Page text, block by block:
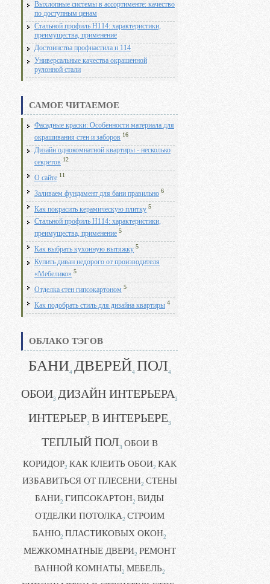
Выхлопные системы в ассортименте: качество
по доступным ценам
Стальной профиль Н114: характеристики,
преимущества, применение
Достоинства профнастила н 114
Универсальные качества окрашенной
рулонной стали
САМОЕ ЧИТАЕМОЕ
Фасадные краски: Особенности материала для
окрашивания стен и заборов 16
Дизайн однокомнатной квартиры - несколько
секретов 12
О сайте 11
Заливаем фундамент для бани правильно 6
Как покрасить керамическую плитку 5
Стальной профиль Н114: характеристики,
преимущества, применение 5
Как выбрать кухонную вытяжку 5
Купить диван недорого от производителя
«Мебелико» 5
Отделка стен гипсокартоном 5
Как подобрать стиль для дизайна квартиры 4
ОБЛАКО ТЭГОВ
БАНИ4 ДВЕРЕЙ4 ПОЛ4
ОБОИ3 ДИЗАЙН ИНТЕРЬЕРА3
ИНТЕРЬЕР3 В ИНТЕРЬЕРЕ3
ТЕПЛЫЙ ПОЛ3 ОБОИ В
КОРИДОР2 КАК КЛЕИТЬ ОБОИ2 КАК
ИЗБАВИТЬСЯ ОТ ПЛЕСЕНИ2 СТЕНЫ
БАНИ2 ГИПСОКАРТОН2 ВИДЫ
ОТДЕЛКИ ПОТОЛКА2 СТРОИМ
БАНЮ2 ПЛАСТИКОВЫХ ОКОН2
МЕЖКОМНАТНЫЕ ДВЕРИ2 РЕМОНТ
ВАННОЙ КОМНАТЫ2 МЕБЕЛЬ2